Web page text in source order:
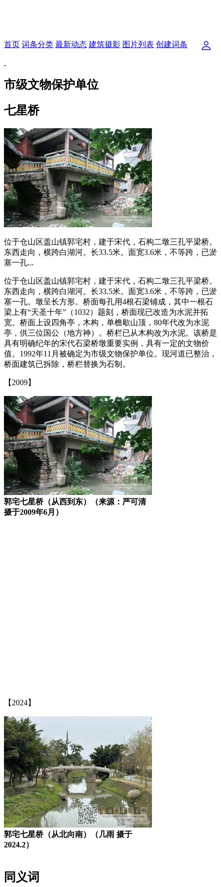
首页 词条分类 最新动态 建筑摄影 图片列表 创建词条
市级文物保护单位
七星桥
位于仓山区盖山镇郭宅村，建于宋代，石构二墩三孔平梁桥。
东西走向，横跨白湖河。长33.5米。面宽3.6米，不等跨，已淤
塞一孔...
位于仓山区盖山镇郭宅村，建于宋代，石构二墩三孔平梁桥。
东西走向，横跨白湖河。长33.5米。面宽3.6米，不等跨，已淤
塞一孔。墩呈长方形。桥面每孔用4根石梁铺成，其中一根石
梁上有“天圣十年”（1032）题刻，桥面现已改造为水泥并拓
宽。桥面上设四角亭，木构，单檐歇山顶，80年代改为水泥
亭，供三位国公（地方神）。桥栏已从木构改为水泥。该桥是
具有明确纪年的宋代石梁桥墩重要实例，具有一定的文物价
值。1992年11月被确定为市级文物保护单位。现河道已整治，
桥面建筑已拆除，桥栏替换为石制。
【2009】
郭宅七星桥（从西到东）（来源：严可清
摄于2009年6月）
【2024】
郭宅七星桥（从北向南）（几雨 摄于
2024.2）
同义词